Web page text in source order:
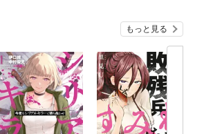
もっと見る